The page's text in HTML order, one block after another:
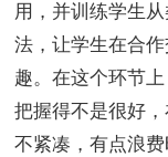
用，并训练学生
法，让学生在合
趣。在这个环节
把握得不是很好
不紧凑，有点浪费